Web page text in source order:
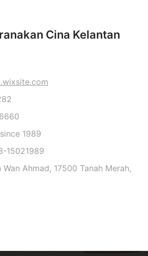
Cina Kelantan
1989
15021989
Wan Ahmad, 17500 Tanah Merah,